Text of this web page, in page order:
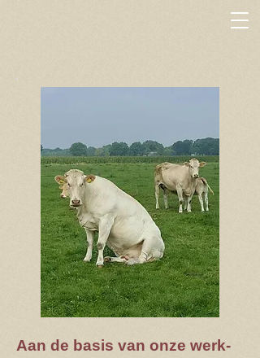
Aan de basis van onze werk-